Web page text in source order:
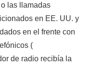
las llamadas
en EE. UU. y
en el frente con
(
de radio recibía la